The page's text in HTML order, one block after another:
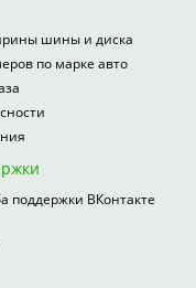
шины и диска
по марке авто
поддержки ВКонтакте